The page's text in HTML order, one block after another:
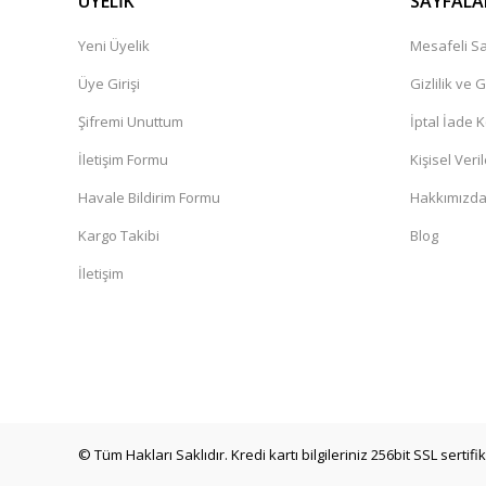
Yeni Üyelik
Üye Girişi
Şifremi Unuttum
İletişim Formu
Havale Bildirim Formu
Kargo Takibi
İletişim
Mesafeli
Gizlilik ve
İptal İade
Kişisel
Hakkımızda
Blog
© Tüm Hakları Saklıdır. Kredi kartı bilgileriniz 256bit SSL